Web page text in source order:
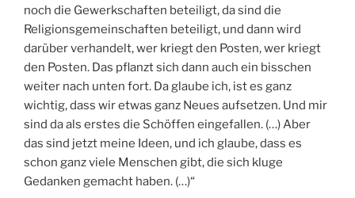
noch die Gewerkschaften beteiligt, da sind die
Religionsgemeinschaften beteiligt, und dann wird
darüber verhandelt, wer kriegt den Posten, wer kriegt
den Posten. Das pflanzt sich dann auch ein bisschen
weiter nach unten fort. Da glaube ich, ist es ganz
wichtig, dass wir etwas ganz Neues aufsetzen. Und mir
sind da als erstes die Schöffen eingefallen. (…) Aber
das sind jetzt meine Ideen, und ich glaube, dass es
schon ganz viele Menschen gibt, die sich kluge
Gedanken gemacht haben. (…)“